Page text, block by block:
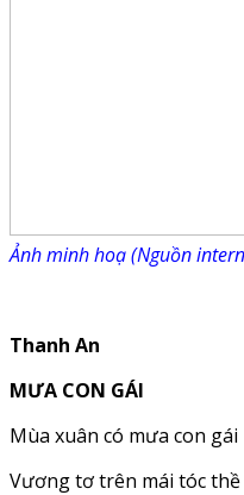
Ảnh minh hoạ (Nguồn
Thanh An
MƯA CON GÁI
Mùa xuân có mưa con gái
Vương tơ trên mái tóc thề